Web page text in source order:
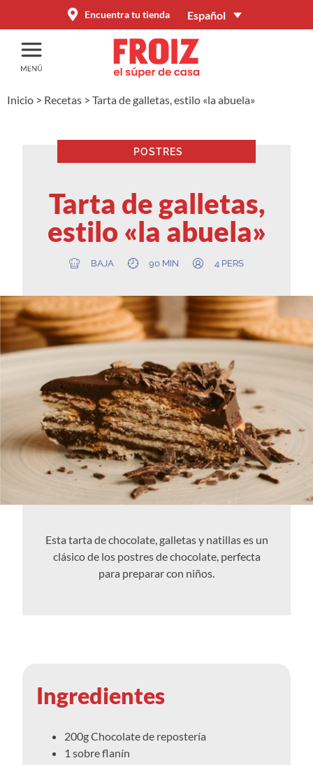
Encuentra tu tienda Español
Inicio > Recetas > Tarta de galletas, estilo «la abuela»
POSTRES
Tarta de galletas,
estilo «la abuela»
BAJA 90 MIN 4 PERS
Esta tarta de chocolate, galletas y natillas es un
clásico de los postres de chocolate, perfecta
para preparar con niños.
Ingredientes
200g Chocolate de repostería
1 sobre flanín